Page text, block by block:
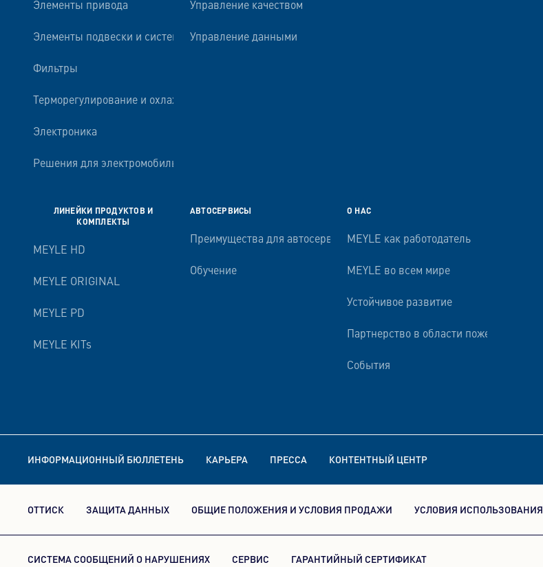
Элементы привода
Элементы подвески и системы амортизации
Фильтры
Терморегулирование и охлаждение двигателя
Электроника
Решения для электромобильности
ЛИНЕЙКИ ПРОДУКТОВ И
КОМПЛЕКТЫ
MEYLE HD
MEYLE ORIGINAL
MEYLE PD
MEYLE KITs
Управление качеством
Управление данными
АВТОСЕРВИСЫ
Преимущества для автосервисов
Обучение
О НАС
MEYLE как работодатель
MEYLE во всем мире
Устойчивое развитие
Партнерство в области
События
ИНФОРМАЦИОННЫЙ БЮЛЛЕТЕНЬ КАРЬЕРА ПРЕССА КОНТЕНТНЫЙ ЦЕНТР
ОТТИСК ЗАЩИТА ДАННЫХ ОБЩИЕ ПОЛОЖЕНИЯ И УСЛОВИЯ ПРОДАЖИ УСЛОВИЯ ИСПОЛЬЗОВАНИЯ
СИСТЕМА СООБЩЕНИЙ О НАРУШЕНИЯХ СЕРВИС ГАРАНТИЙНЫЙ СЕРТИФИКАТ